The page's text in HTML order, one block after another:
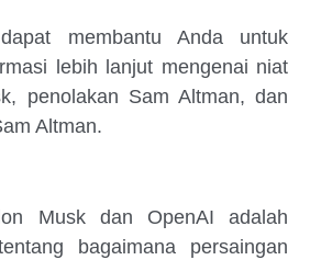
membantu Anda untuk
lebih lanjut mengenai niat
penolakan Sam Altman, dan
Altman.
Musk dan OpenAI adalah
bagaimana persaingan